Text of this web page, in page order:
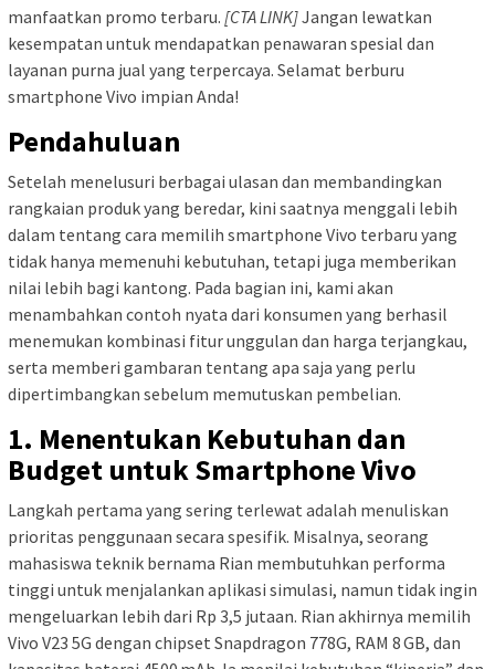
manfaatkan promo terbaru. [CTA LINK]Jangan lewatkan
kesempatan untuk mendapatkan penawaran spesial dan
layanan purna jual yang terpercaya. Selamat berburu
smartphone Vivo impian Anda!
Pendahuluan
Setelah menelusuri berbagai ulasan dan membandingkan
rangkaian produk yang beredar, kini saatnya menggali lebih
dalam tentang cara memilih smartphone Vivo terbaru yang
tidak hanya memenuhi kebutuhan, tetapi juga memberikan
nilai lebih bagi kantong. Pada bagian ini, kami akan
menambahkan contoh nyata dari konsumen yang berhasil
menemukan kombinasi fitur unggulan dan harga terjangkau,
serta memberi gambaran tentang apa saja yang perlu
dipertimbangkan sebelum memutuskan pembelian.
1. Menentukan Kebutuhan dan
Budget untuk Smartphone Vivo
Langkah pertama yang sering terlewat adalah menuliskan
prioritas penggunaan secara spesifik. Misalnya, seorang
mahasiswa teknik bernama Rian membutuhkan performa
tinggi untuk menjalankan aplikasi simulasi, namun tidak ingin
mengeluarkan lebih dari Rp 3,5 jutaan. Rian akhirnya memilih
Vivo V23 5G dengan chipset Snapdragon 778G, RAM 8 GB, dan